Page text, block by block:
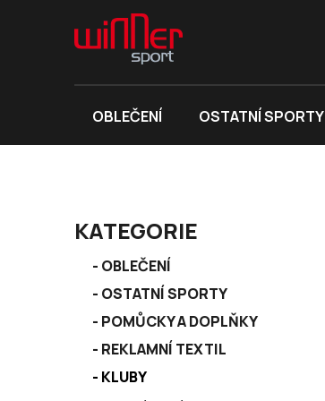
OBLEČENÍ OSTATNÍ SPORTY
P
o
KATEGORIE
Přeskočit
OBLEČENÍ
OSTATNÍ SPORTY
POMŮCKY A DOPLŇKY
REKLAMNÍ TEXTIL
KLUBY